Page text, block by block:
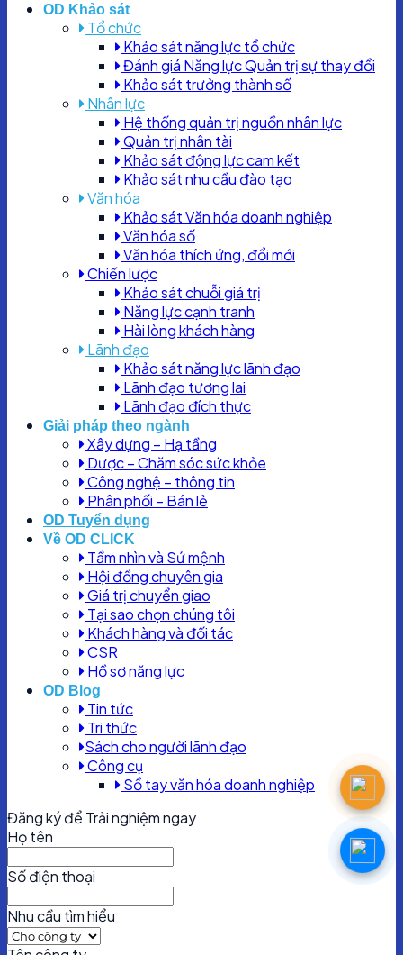
OD Khảo sát
Tổ chức
Khảo sát năng lực tổ chức
Đánh giá Năng lực Quản trị sự thay đổi
Khảo sát trưởng thành số
Nhân lực
Hệ thống quản trị nguồn nhân lực
Quản trị nhân tài
Khảo sát động lực cam kết
Khảo sát nhu cầu đào tạo
Văn hóa
Khảo sát Văn hóa doanh nghiệp
Văn hóa số
Văn hóa thích ứng, đổi mới
Chiến lược
Khảo sát chuỗi giá trị
Năng lực cạnh tranh
Hài lòng khách hàng
Lãnh đạo
Khảo sát năng lực lãnh đạo
Lãnh đạo tương lai
Lãnh đạo đích thực
Giải pháp theo ngành
Xây dựng – Hạ tầng
Dược – Chăm sóc sức khỏe
Công nghệ – thông tin
Phân phối – Bán lẻ
OD Tuyển dụng
Về OD CLICK
Tầm nhìn và Sứ mệnh
Hội đồng chuyên gia
Giá trị chuyển giao
Tại sao chọn chúng tôi
Khách hàng và đối tác
CSR
Hồ sơ năng lực
OD Blog
Tin tức
Tri thức
Sách cho người lãnh đạo
Công cụ
Sổ tay văn hóa doanh nghiệp
Đăng ký để Trải nghiệm ngay
Họ tên
Số điện thoại
Nhu cầu tìm hiểu